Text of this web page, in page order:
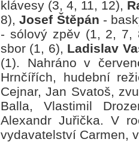
klávesy (3, 4, 11, 12),
8),Josef Štěpán -
- sólový zpěv (1, 2,
sbor (1, 6), Ladislav
(1). Nahráno v
Hrnčířích, hudební
Cejnar, Jan Svatoš,
Balla, Vlastimil
Alexandr Juřička. V
vydavatelství Carmen,